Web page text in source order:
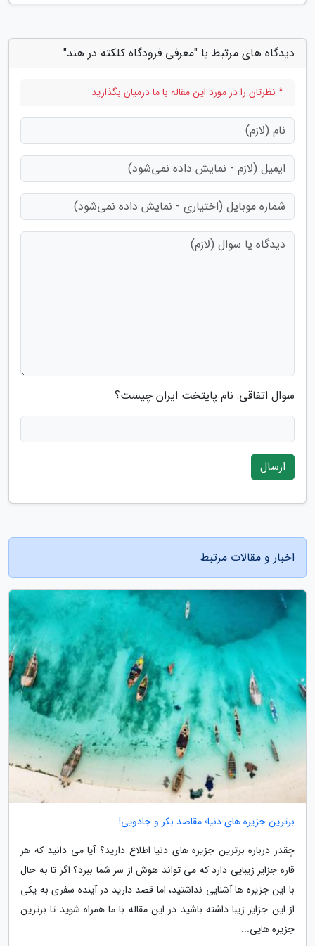
دیدگاه های مرتبط با "معرفی فرودگاه کلکته در هند"
* نظرتان را در مورد این مقاله با ما درمیان بگذارید
سوال اتفاقی: نام پایتخت ایران چیست؟
ارسال
اخبار و مقالات مرتبط
برترین جزیره های دنیا؛ مقاصد بکر و جادویی!
چقدر درباره برترین جزیره های دنیا اطلاع دارید؟ آیا می دانید که هر
قاره جزایر زیبایی دارد که می تواند هوش از سر شما ببرد؟ اگر تا به حال
با این جزیره ها آشنایی نداشتید، اما قصد دارید در آینده سفری به یکی
از این جزایر زیبا داشته باشید در این مقاله با ما همراه شوید تا برترین
جزیره هایی...